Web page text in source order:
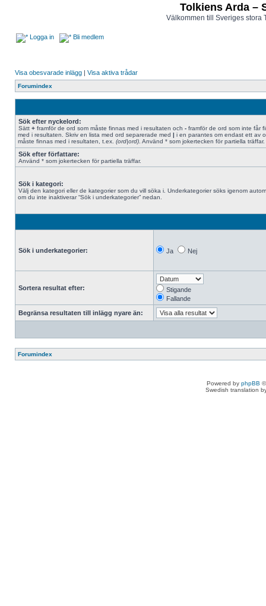
Tolkiens Arda –
Välkommen till Sveriges stora
Logga in Bli medlem
Visa obesvarade inlägg | Visa aktiva trådar
Forumindex
Sök efter nyckelord:
Sätt + framför de ord som måste finnas med i resultaten och - framför de ord som inte får
med i resultaten. Skriv en lista med ord separerade med | i en parantes om endast ett av
måste finnas med i resultaten, t.ex. (ord|ord) . Använd * som jokertecken för partiella träffar.
Sök efter författare:
Använd * som jokertecken för partiella träffar.
Sök i kategori:
Välj den kategori eller de kategorier som du vill söka i. Underkategorier söks igenom
om du inte inaktiverar “Sök i underkategorier” nedan.
Sök i underkategorier: Ja Nej
Sortera resultat efter:
Stigande
Fallande
Begränsa resultaten till inlägg nyare än:
Forumindex
Powered by phpBB
Swedish translation